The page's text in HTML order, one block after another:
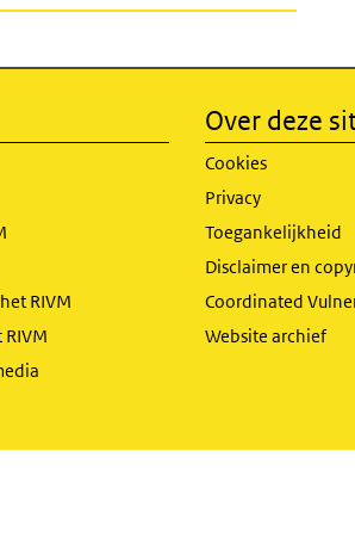
RIVM
Over deze
Cookies
Privacy
Toegankelijkheid
Disclaimer en
Coordinated
Website archief